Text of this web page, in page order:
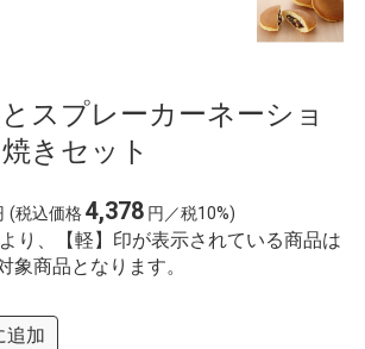
スプレーカーネーショ
きセット
(税込価格4,378 円／税10%)
り、【軽】印が表示されている商品は
象商品となります。
追加